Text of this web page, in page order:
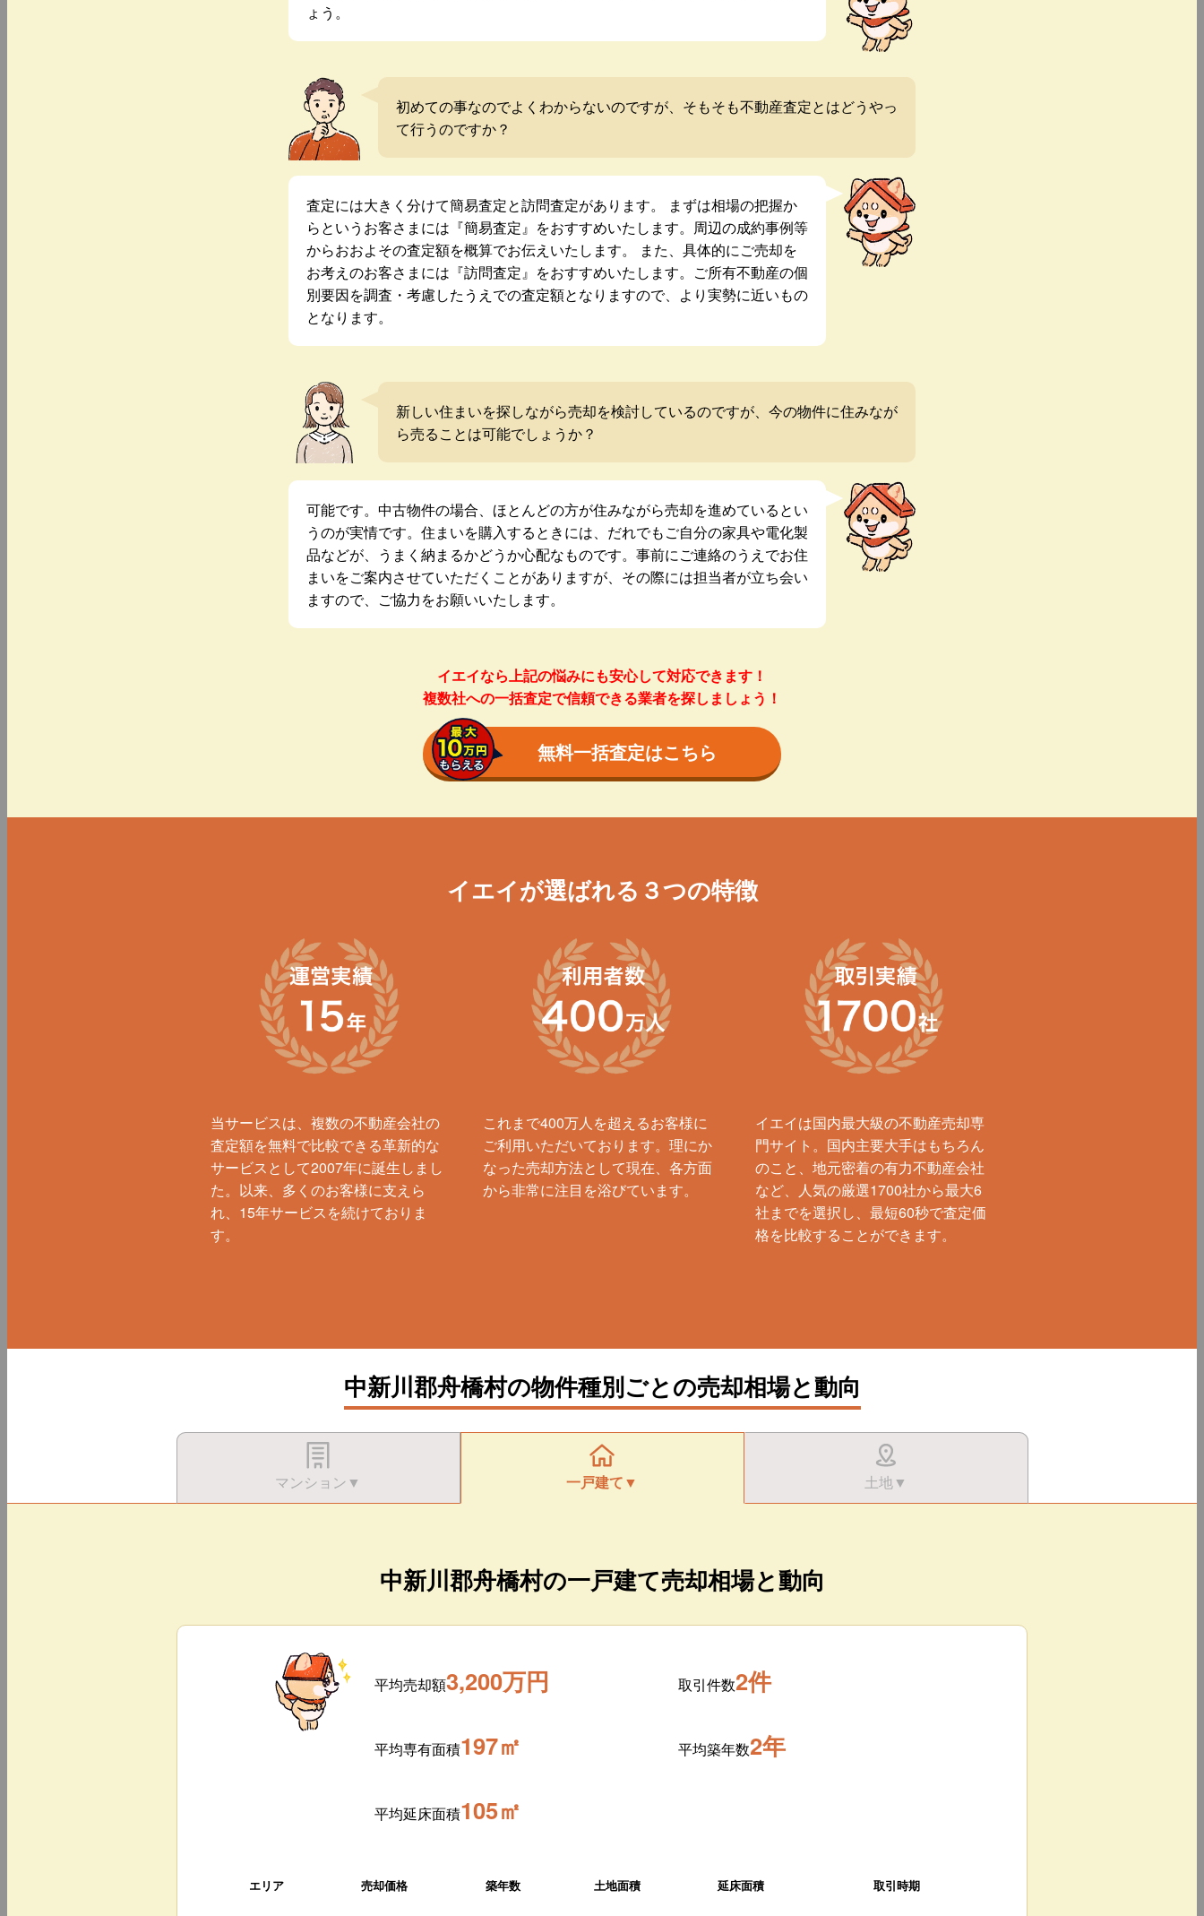
ょう。
初めての事なのでよくわからないのですが、そもそも不動産査定とはどうやっ
て行うのですか？
査定には大きく分けて簡易査定と訪問査定があります。 まずは相場の把握か
らというお客さまには『簡易査定』をおすすめいたします。周辺の成約事例等
からおおよその査定額を概算でお伝えいたします。 また、具体的にご売却を
お考えのお客さまには『訪問査定』をおすすめいたします。ご所有不動産の個
別要因を調査・考慮したうえでの査定額となりますので、より実勢に近いもの
となります。
新しい住まいを探しながら売却を検討しているのですが、今の物件に住みなが
ら売ることは可能でしょうか？
可能です。中古物件の場合、ほとんどの方が住みながら売却を進めているとい
うのが実情です。住まいを購入するときには、だれでもご自分の家具や電化製
品などが、うまく納まるかどうか心配なものです。事前にご連絡のうえでお住
まいをご案内させていただくことがありますが、その際には担当者が立ち会い
ますので、ご協力をお願いいたします。
イエイなら上記の悩みにも安心して対応できます！
複数社への一括査定で信頼できる業者を探しましょう！
無料一括査定はこちら
イエイが選ばれる３つの特徴
当サービスは、複数の不動産会社の
査定額を無料で比較できる革新的な
サービスとして2007年に誕生しまし
た。以来、多くのお客様に支えら
れ、15年サービスを続けておりま
す。
これまで400万人を超えるお客様に
ご利用いただいております。理にか
なった売却方法として現在、各方面
から非常に注目を浴びています。
イエイは国内最大級の不動産売却専
門サイト。国内主要大手はもちろん
のこと、地元密着の有力不動産会社
など、人気の厳選1700社から最大6
社までを選択し、最短60秒で査定価
格を比較することができます。
中新川郡舟橋村の物件種別ごとの売却相場と動向
マンション▼ 一戸建て▼ 土地▼
中新川郡舟橋村の一戸建て売却相場と動向
平均売却額3,200万円 取引件数2件
平均専有面積197㎡ 平均築年数2年
平均延床面積105㎡
エリア 売却価格 築年数 土地面積 延床面積 取引時期